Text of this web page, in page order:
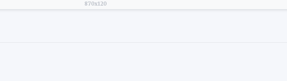
870x120